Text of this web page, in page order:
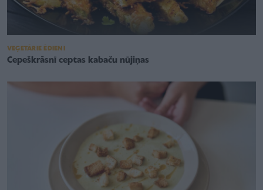
VEĢETĀRIE ĒDIENI
Cepeškrāsnī ceptas kabaču nūjiņas